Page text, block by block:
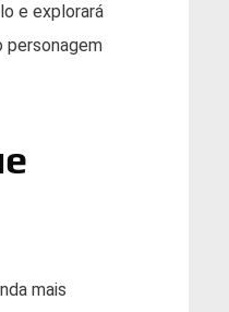
e explorará
personagem
mais